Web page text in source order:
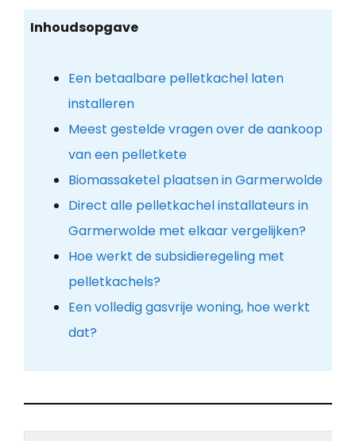
Inhoudsopgave
Een betaalbare pelletkachel laten
installeren
Meest gestelde vragen over de aankoop
van een pelletkete
Biomassaketel plaatsen in Garmerwolde
Direct alle pelletkachel installateurs in
Garmerwolde met elkaar vergelijken?
Hoe werkt de subsidieregeling met
pelletkachels?
Een volledig gasvrije woning, hoe werkt
dat?